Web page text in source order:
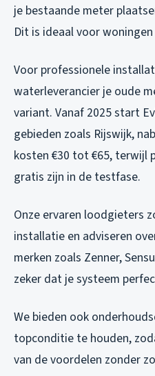
je bestaande meter
Dit is ideaal voor woningen
Voor professionele
waterleverancier je oude
variant. Vanaf 2025 start
gebieden zoals Rijswijk,
kosten €30 tot €65, terwijl
gratis zijn in de testfase.
Onze ervaren loodgieters
installatie en adviseren
merken zoals Zenner,
zeker dat je systeem
We bieden ook
topconditie te houden,
van de voordelen zonder